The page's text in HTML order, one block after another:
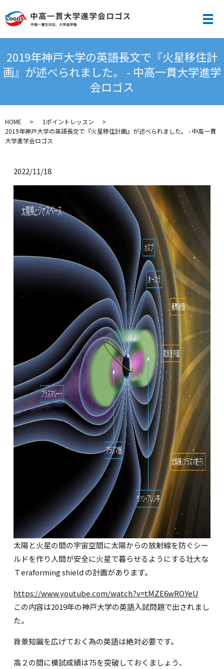
メ
2019年神戸大学の英語長文で『火星移住計
画』が述べられました。 - 中高一貫大学進学
会ロゴス
HOME
1ポイントレッスン
2019年神戸大学の英語長文で『火星移住計画』が述べられました。 - 中高一貫
大学進学会ロゴス
2022/11/18
太陽と火星の間の宇宙空間に太陽からの放射線を防ぐシー
ルドを作り人間が安全に火星で暮らせるようにする壮大な
Ｔeraforming shield の計画があります。
https://www.youtube.com/watch?v=tMZE6wROYeU
この内容は2019年の神戸大学の英語入試問題で出されまし
た。
背景知識を広げておく為の英語は絶対必要です。
高２の間に模試成績は75を突破しておくましょう、